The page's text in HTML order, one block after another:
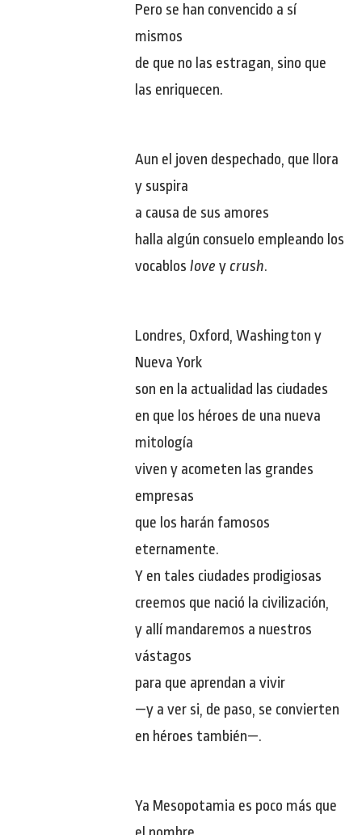
Pero se han convencido a sí
mismos
de que no las estragan, sino que
las enriquecen.
Aun el joven despechado, que llora
y suspira
a causa de sus amores
halla algún consuelo empleando los
vocablos love ycrush.
Londres, Oxford, Washington y
Nueva York
son en la actualidad las ciudades
en que los héroes de una nueva
mitología
viven y acometen las grandes
empresas
que los harán famosos
eternamente.
Y en tales ciudades prodigiosas
creemos que nació la civilización,
y allí mandaremos a nuestros
vástagos
para que aprendan a vivir
—y a ver si, de paso, se convierten
en héroes también—.
Ya Mesopotamia es poco más que